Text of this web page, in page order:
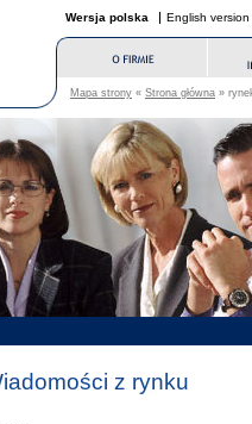
Wersja polska English version
Mapa strony « Strona główna »
z rynku